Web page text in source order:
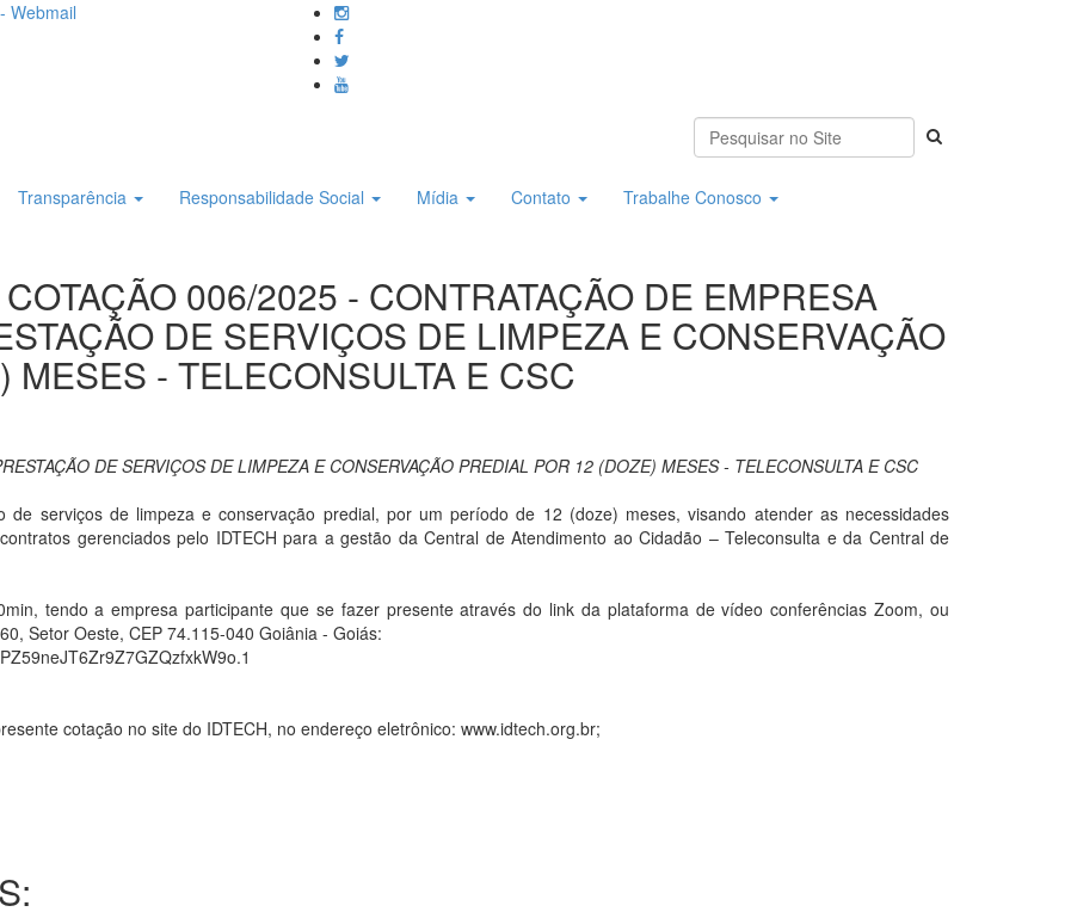
- Webmail
Transparência Responsabilidade Social Mídia Contato Trabalhe Conosco
006/2025 - CONTRATAÇÃO DE EMPRESA
DE SERVIÇOS DE LIMPEZA E CONSERVAÇÃO
- TELECONSULTA E CSC
DE SERVIÇOS DE LIMPEZA E CONSERVAÇÃO PREDIAL POR 12 (DOZE) MESES - TELECONSULTA E CSC
de serviços de limpeza e conservação predial, por um período de 12 (doze) meses, visando atender as necessidades
gerenciados pelo IDTECH para a gestão da Central de Atendimento ao Cidadão – Teleconsulta e da Central de
tendo a empresa participante que se fazer presente através do link da plataforma de vídeo conferências Zoom, ou
Setor Oeste, CEP 74.115-040 Goiânia - Goiás:
cotação no site do IDTECH, no endereço eletrônico: www.idtech.org.br;